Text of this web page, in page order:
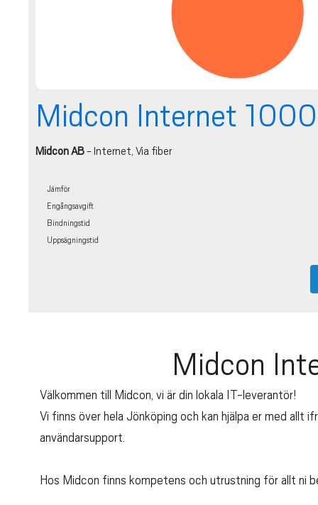
Midcon Internet
Midcon AB- Internet, Via fiber
Jämför
Engångsavgift
Bindningstid
Uppsägningstid
Midcon
Välkommen till Midcon, vi är din lokala IT-leverantör!
Vi finns över hela Jönköping och kan hjälpa er med allt
användarsupport.
Hos Midcon finns kompetens och utrustning för allt ni